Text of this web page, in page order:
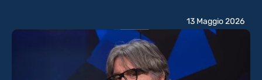
13 Maggio 2026